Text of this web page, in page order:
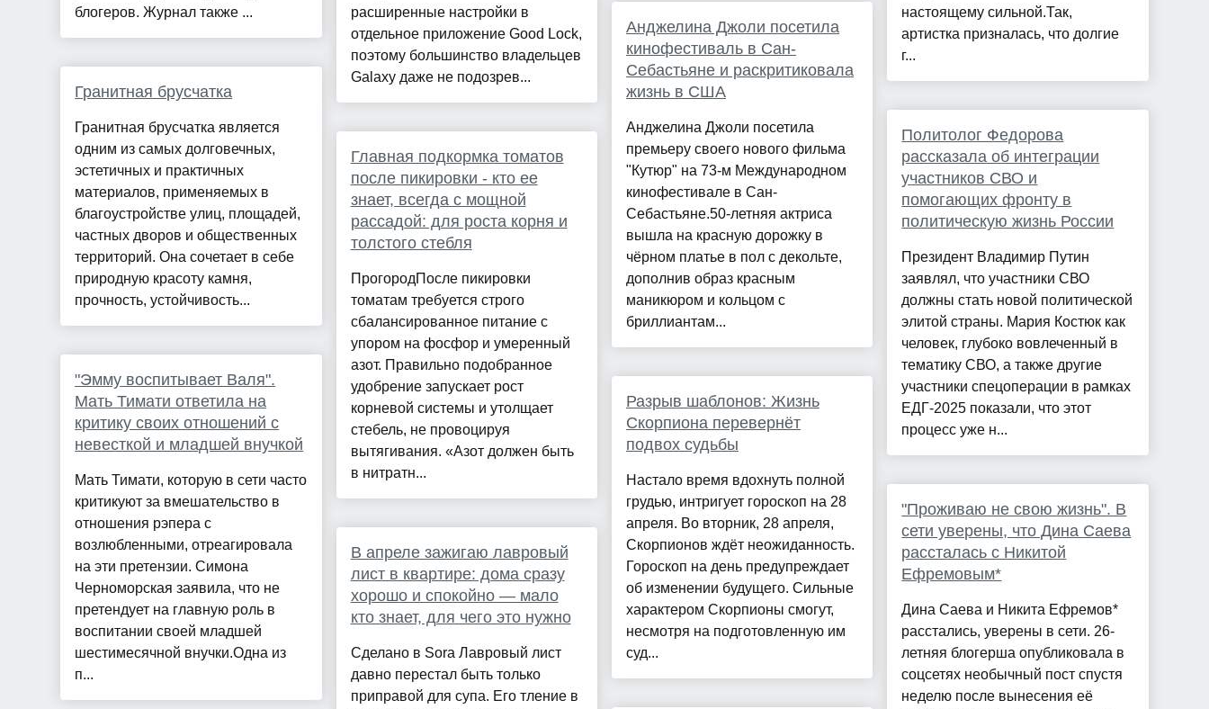
блогеров. Журнал также ...
Гранитная брусчатка
Гранитная брусчатка является
одним из самых долговечных,
эстетичных и практичных
материалов, применяемых в
благоустройстве улиц, площадей,
частных дворов и общественных
территорий. Она сочетает в себе
природную красоту камня,
прочность, устойчивость...
"Эмму воспитывает Валя".
Мать Тимати ответила на
критику своих отношений с
невесткой и младшей внучкой
Мать Тимати, которую в сети часто
критикуют за вмешательство в
отношения рэпера с
возлюбленными, отреагировала
на эти претензии. Симона
Черноморская заявила, что не
претендует на главную роль в
воспитании своей младшей
шестимесячной внучки.Одна из
п...
расширенные настройки в
отдельное приложение Good Lock,
поэтому большинство владельцев
Galaxy даже не подозрев...
Главная подкормка томатов
после пикировки - кто ее
знает, всегда с мощной
рассадой: для роста корня и
толстого стебля
ПрогородПосле пикировки
томатам требуется строго
сбалансированное питание с
упором на фосфор и умеренный
азот. Правильно подобранное
удобрение запускает рост
корневой системы и утолщает
стебель, не провоцируя
вытягивания. «Азот должен быть
в нитратн...
В апреле зажигаю лавровый
лист в квартире: дома сразу
хорошо и спокойно — мало
кто знает, для чего это нужно
Сделано в Sora Лавровый лист
давно перестал быть только
приправой для супа. Его тление в
Анджелина Джоли посетила
кинофестиваль в Сан-
Себастьяне и раскритиковала
жизнь в США
Анджелина Джоли посетила
премьеру своего нового фильма
"Кутюр" на 73-м Международном
кинофестивале в Сан-
Себастьяне.50-летняя актриса
вышла на красную дорожку в
чёрном платье в пол с декольте,
дополнив образ красным
маникюром и кольцом с
бриллиантам...
Разрыв шаблонов: Жизнь
Скорпиона перевернёт
подвох судьбы
Настало время вдохнуть полной
грудью, интригует гороскоп на 28
апреля. Во вторник, 28 апреля,
Скорпионов ждёт неожиданность.
Гороскоп на день предупреждает
об изменении будущего. Сильные
характером Скорпионы смогут,
несмотря на подготовленную им
суд...
настоящему сильной.Так,
артистка призналась, что долгие
г...
Политолог Федорова
рассказала об интеграции
участников СВО и
помогающих фронту в
политическую жизнь России
Президент Владимир Путин
заявлял, что участники СВО
должны стать новой политической
элитой страны. Мария Костюк как
человек, глубоко вовлеченный в
тематику СВО, а также другие
участники спецоперации в рамках
ЕДГ-2025 показали, что этот
процесс уже н...
"Проживаю не свою жизнь". В
сети уверены, что Дина Саева
рассталась с Никитой
Ефремовым*
Дина Саева и Никита Ефремов*
расстались, уверены в сети. 26-
летняя блогерша опубликовала в
соцсетях необычный пост спустя
неделю после вынесения её